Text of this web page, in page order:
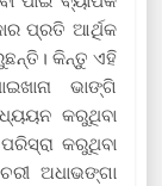
ପ୍ରତି ଆର୍ଥିକ
କିନ୍ତୁ ଏହି
ଭାଙ୍ଗି
କରୁଥିବା
ପରିସ୍ରା କରୁଥିବା
ଅଧାଭଙ୍ଗା